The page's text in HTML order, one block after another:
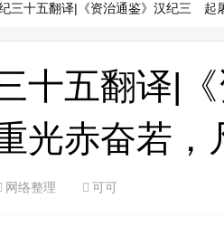
三十五翻译|《资治通鉴》汉纪三 起
十五翻译|
光赤奋若，
网络整理 可可